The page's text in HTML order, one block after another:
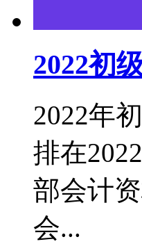
2022初
2022年
排在
部会计
会...